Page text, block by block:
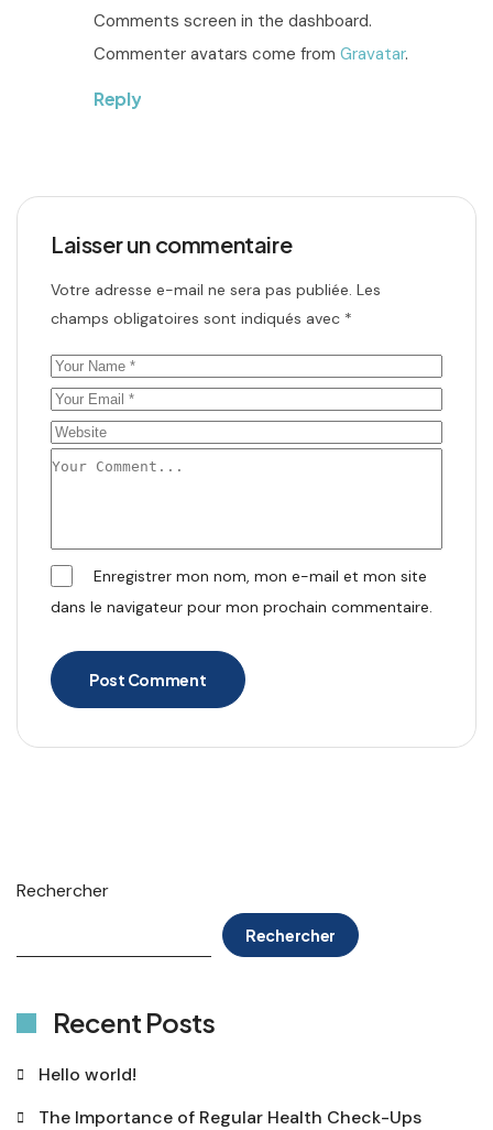
Comments screen in the dashboard.
Commenter avatars come from Gravatar.
Reply
Laisser un commentaire
Votre adresse e-mail ne sera pas publiée. Les
champs obligatoires sont indiqués avec *
Enregistrer mon nom, mon e-mail et mon site
dans le navigateur pour mon prochain commentaire.
Post Comment
Rechercher
Rechercher
Recent Posts
Hello world!
The Importance of Regular Health Check-Ups